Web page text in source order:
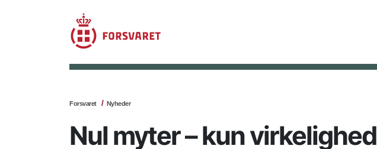
Forsvaret Nyheder
Nul myter – kun virkelighed